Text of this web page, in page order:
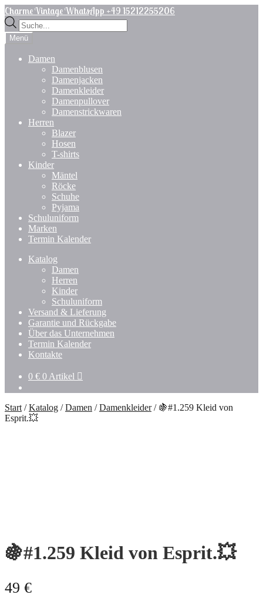
Zur
Navigation
springen
Zum
Inhalt
springen
Charme Vintage WhatsApp +49 15212255206
Products
search
Menü
Damen
Damenblusen
Damenjacken
Damenkleider
Damenpullover
Damenstrickwaren
Herren
Blazer
Hosen
T-shirts
Kinder
Mäntel
Röcke
Schuhe
Pyjama
Schuluniform
Marken
Termin Kalender
Katalog
Damen
Herren
Kinder
Schuluniform
Versand & Lieferung
Garantie und Rückgabe
Über das Unternehmen
Termin Kalender
Kontakte
0 € 0 Artikel
Start /Katalog /Damen /Damenkleider/ 🍇#1.259 Kleid von
Esprit.💥
🍇#1.259 Kleid von Esprit.💥
49 €